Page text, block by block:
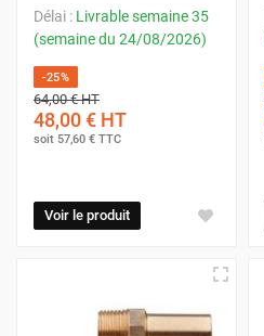
Délai : Livrable semaine 35
(semaine du 24/08/2026)
-25%
64,00 €HT
48,00 € HT
soit 57,60 € TTC
Voir le produit